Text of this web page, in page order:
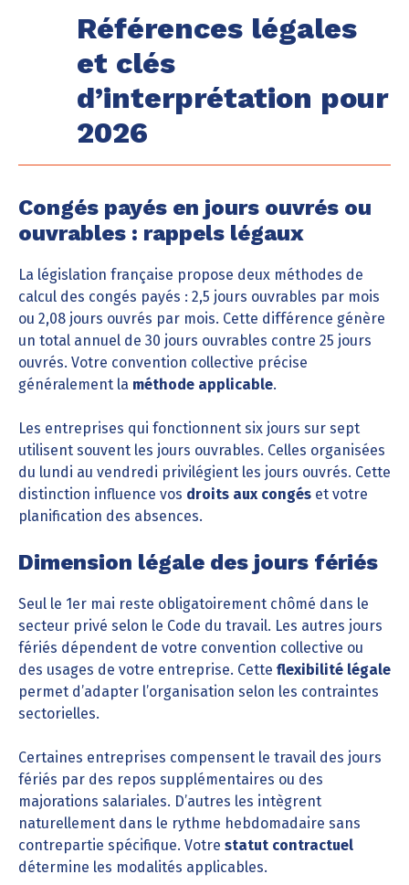
Références légales
et clés
d’interprétation pour
2026
Congés payés en jours ouvrés ou
ouvrables : rappels légaux
La législation française propose deux méthodes de
calcul des congés payés : 2,5 jours ouvrables par mois
ou 2,08 jours ouvrés par mois. Cette différence génère
un total annuel de 30 jours ouvrables contre 25 jours
ouvrés. Votre convention collective précise
généralement la méthode applicable.
Les entreprises qui fonctionnent six jours sur sept
utilisent souvent les jours ouvrables. Celles organisées
du lundi au vendredi privilégient les jours ouvrés. Cette
distinction influence vos droits aux congés et votre
planification des absences.
Dimension légale des jours fériés
Seul le 1er mai reste obligatoirement chômé dans le
secteur privé selon le Code du travail. Les autres jours
fériés dépendent de votre convention collective ou
des usages de votre entreprise. Cette flexibilité légale
permet d’adapter l’organisation selon les contraintes
sectorielles.
Certaines entreprises compensent le travail des jours
fériés par des repos supplémentaires ou des
majorations salariales. D’autres les intègrent
naturellement dans le rythme hebdomadaire sans
contrepartie spécifique. Votre statut contractuel
détermine les modalités applicables.